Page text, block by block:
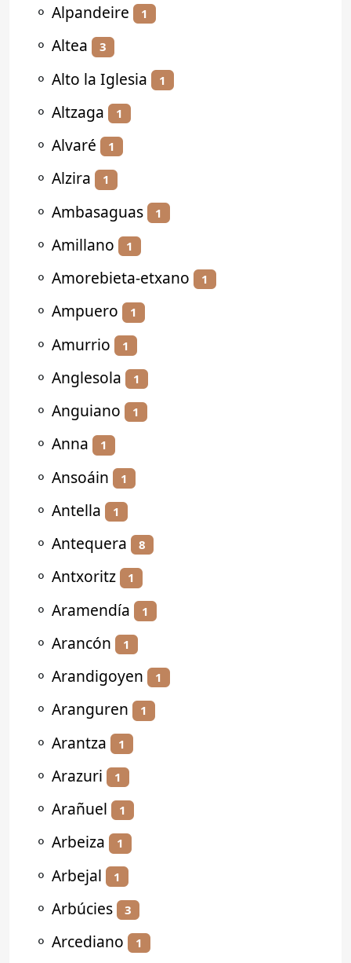
⚬ Alpandeire 1
⚬ Altea 3
⚬ Alto la Iglesia 1
⚬ Altzaga 1
⚬ Alvaré 1
⚬ Alzira 1
⚬ Ambasaguas 1
⚬ Amillano 1
⚬ Amorebieta-etxano 1
⚬ Ampuero 1
⚬ Amurrio 1
⚬ Anglesola 1
⚬ Anguiano 1
⚬ Anna 1
⚬ Ansoáin 1
⚬ Antella 1
⚬ Antequera 8
⚬ Antxoritz 1
⚬ Aramendía 1
⚬ Arancón 1
⚬ Arandigoyen 1
⚬ Aranguren 1
⚬ Arantza 1
⚬ Arazuri 1
⚬ Arañuel 1
⚬ Arbeiza 1
⚬ Arbejal 1
⚬ Arbúcies 3
⚬ Arcediano 1